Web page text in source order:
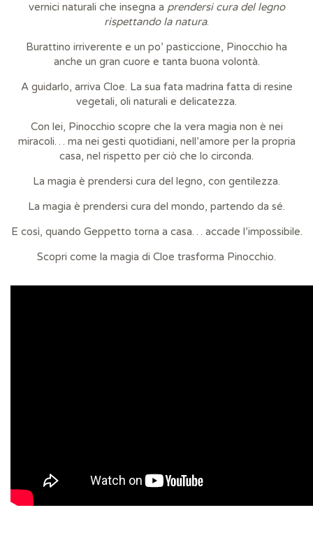
vernici naturali che insegna a prendersi cura del legno
rispettando la natura.
Burattino irriverente e un po’ pasticcione, Pinocchio ha
anche un gran cuore e tanta buona volontà.
A guidarlo, arriva Cloe. La sua fata madrina fatta di resine
vegetali, oli naturali e delicatezza.
Con lei, Pinocchio scopre che la vera magia non è nei
miracoli… ma nei gesti quotidiani, nell’amore per la propria
casa, nel rispetto per ciò che lo circonda.
La magia è prendersi cura del legno, con gentilezza.
La magia è prendersi cura del mondo, partendo da sé.
E così, quando Geppetto torna a casa… accade l’impossibile.
Scopri come la magia di Cloe trasforma Pinocchio.